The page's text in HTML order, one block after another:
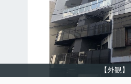
【外観】